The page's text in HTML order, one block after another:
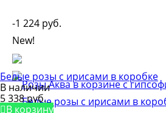
-1 224 руб.
New!
Белые розы с ирисами в коробке
В наличии
5 338 руб.
В корзину